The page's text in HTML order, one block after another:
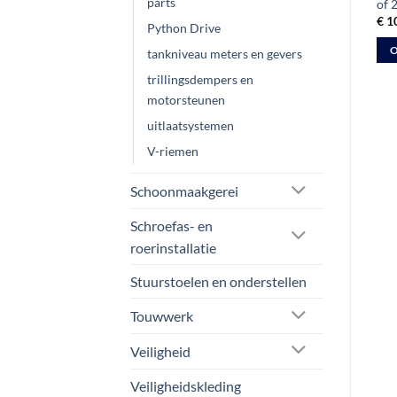
Python Drive
tankniveau meters en gevers
trillingsdempers en
motorsteunen
uitlaatsystemen
V-riemen
Schoonmaakgerei
Schroefas- en
roerinstallatie
Stuurstoelen en onderstellen
Touwwerk
Veiligheid
Veiligheidskleding
of
€
buitenboordmotorslot
€
TOEVOEGEN AAN